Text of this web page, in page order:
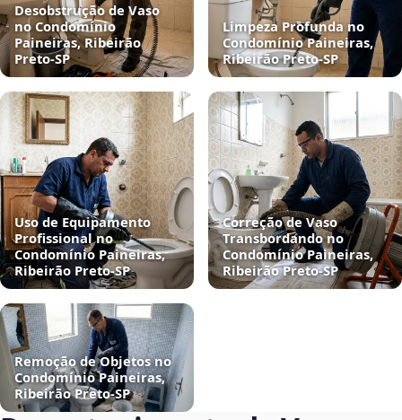
Desobstrução de Vaso
no Condomínio
Paineiras, Ribeirão
Preto‑SP
Limpeza Profunda no
Condomínio Paineiras,
Ribeirão Preto‑SP
Uso de Equipamento
Profissional no
Condomínio Paineiras,
Ribeirão Preto‑SP
Correção de Vaso
Transbordando no
Condomínio Paineiras,
Ribeirão Preto‑SP
Remoção de Objetos no
Condomínio Paineiras,
Ribeirão Preto‑SP